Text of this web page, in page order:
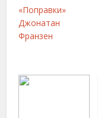
«Поправки»
Джонатан
Франзен